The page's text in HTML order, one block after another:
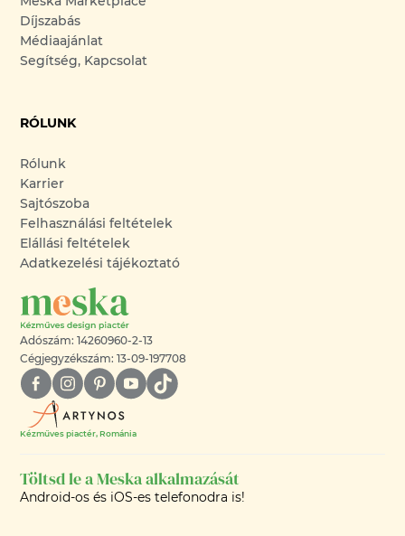
Díjszabás
Médiaajánlat
Segítség, Kapcsolat
RÓLUNK
Rólunk
Karrier
Sajtószoba
Felhasználási feltételek
Elállási feltételek
Adatkezelési tájékoztató
Adószám: 14260960-2-13
Cégjegyzékszám: 13-09-197708
Kézműves piactér, Románia
Töltsd le a Meska alkalmazását
Android-os és iOS-es telefonodra is!